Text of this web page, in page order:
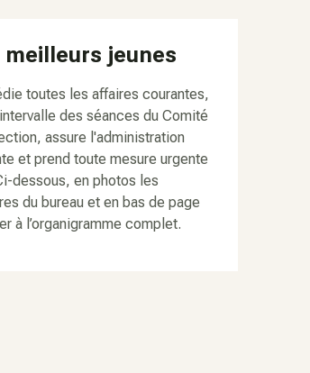
meilleurs jeunes
toutes les affaires courantes,
des séances du Comité
assure l'administration
et prend toute mesure urgente
dessous, en photos les
du bureau et en bas de page
à l’organigramme complet.